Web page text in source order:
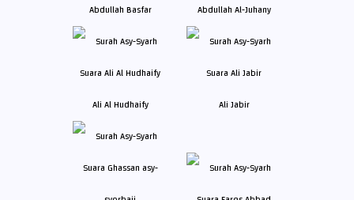
Abdullah Basfar Abdullah Al-Juhany
Ali Al Hudhaify Ali Jabir